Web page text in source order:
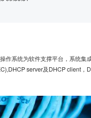
系统为软件支撑平台，系统集
server及DHCP client，